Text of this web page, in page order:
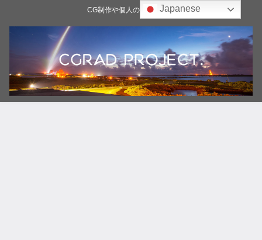
CG制作や個人の雑記ブログJapanese